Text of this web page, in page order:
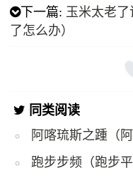
下一篇: 玉米太老
了怎么办）
同类阅读
阿喀琉斯之踵（
跑步步频（跑步